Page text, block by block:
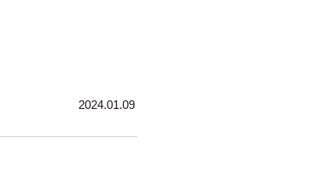
2024.01.09